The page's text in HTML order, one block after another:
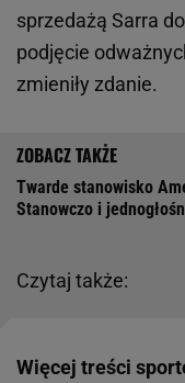
sprzedażą Sarra
podjęcie
zmieniły zdanie.
Czytaj także:
Twarde stanowisko
Stanowczo i
Więcej treści